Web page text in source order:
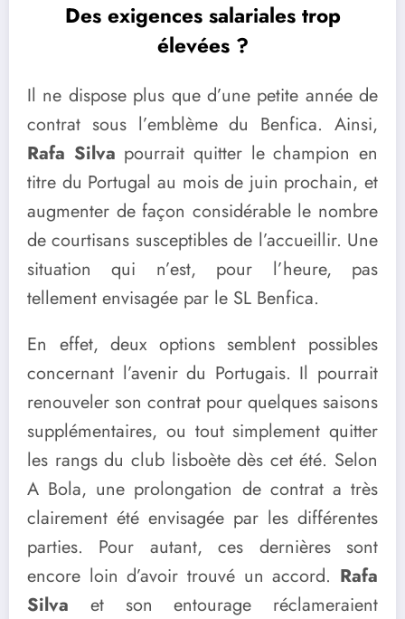
Des exigences salariales trop
élevées ?
Il ne dispose plus que d’une petite année de
contrat sous l’emblème du Benfica. Ainsi,
Rafa Silva pourrait quitter le champion en
titre du Portugal au mois de juin prochain, et
augmenter de façon considérable le nombre
de courtisans susceptibles de l’accueillir. Une
situation qui n’est, pour l’heure, pas
tellement envisagée par le SL Benfica.
En effet, deux options semblent possibles
concernant l’avenir du Portugais. Il pourrait
renouveler son contrat pour quelques saisons
supplémentaires, ou tout simplement quitter
les rangs du club lisboète dès cet été. Selon
A Bola, une prolongation de contrat a très
clairement été envisagée par les différentes
parties. Pour autant, ces dernières sont
encore loin d’avoir trouvé un accord. Rafa
Silva et son entourage réclameraient